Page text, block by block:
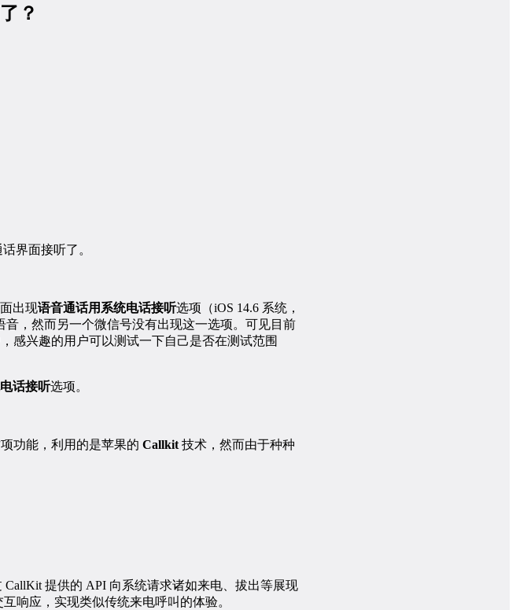
？
界面接听了。
出现语音通话用系统电话接听选项（iOS 14.6 系统，
，然而另一个微信号没有出现这一选项。可见目前
感兴趣的用户可以测试一下自己是否在测试范围
话接听选项。
功能，利用的是苹果的 Callkit 技术，然而由于种种
提供的 API 向系统请求诸如来电、拔出等展现
响应，实现类似传统来电呼叫的体验。